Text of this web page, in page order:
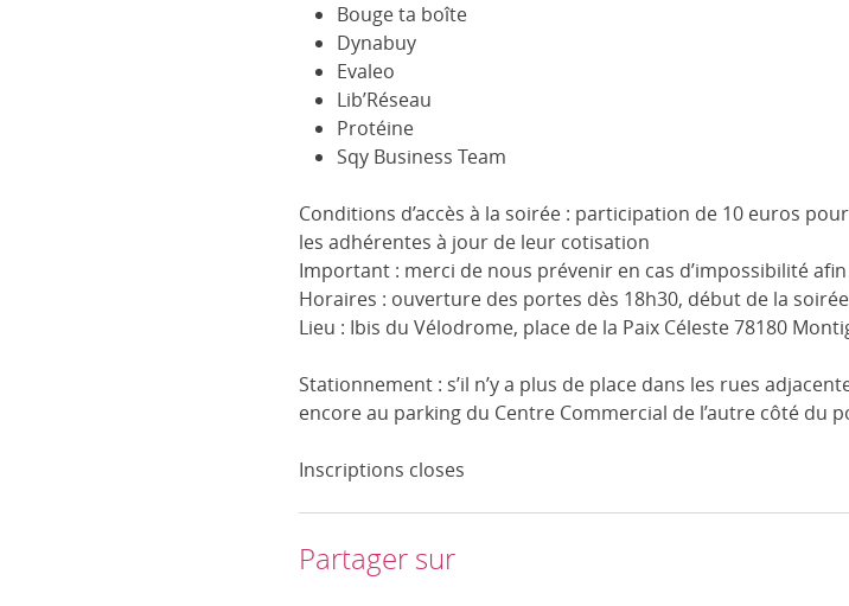
Bouge ta boîte
Dynabuy
Evaleo
Lib’Réseau
Protéine
Sqy Business Team
Conditions d’accès à la soirée : participation de 10 euros
les adhérentes à jour de leur cotisation
Important : merci de nous prévenir en cas d’impossibilité
Horaires : ouverture des portes dès 18h30, début de la
Lieu : Ibis du Vélodrome, place de la Paix Céleste 78180
Stationnement : s’il n’y a plus de place dans les rues
encore au parking du Centre Commercial de l’autre côté du
Inscriptions closes
Partager sur